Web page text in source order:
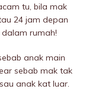
tu, bila mak
24 jam depan
rumah!
anak main
sebab mak tak
anak kat luar.